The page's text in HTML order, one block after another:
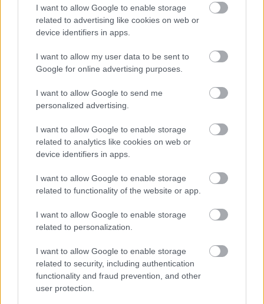
I want to allow Google to enable storage
related to advertising like cookies on web or
device identifiers in apps.
I want to allow my user data to be sent to
Google for online advertising purposes.
I want to allow Google to send me
personalized advertising.
I want to allow Google to enable storage
related to analytics like cookies on web or
device identifiers in apps.
I want to allow Google to enable storage
related to functionality of the website or app.
I want to allow Google to enable storage
related to personalization.
I want to allow Google to enable storage
related to security, including authentication
functionality and fraud prevention, and other
user protection.
Természetesen nem elegendő fejben készen állnod,
a tettek mezejére is kell lépned, ráadásul a
változáshozmásképpkell cselekedned, mint eddig.
gondolkodnod, sokkal inkább arra az első apró
lépésre koncentrálj, amit már ma megtehetsz.
Kevésnek tűnik? Akkor számolj utána, milyen
messzire juthatsz, ha a következő egy hónapban
(esetleg kettőben, netán háromban...) minden nap
haladsz egy keveset, ahhoz képest, mintha arra
várnál, hogy egyszer majd nagy lendülettel lesz
A legnagyobb hiba, amit elkövethetünk, az,
ha nem teszünk semmit, mert azt hisszük,
hogy csak keveset tehetünk. (Sydney Smith)
És még egy érv a kis lépések mellett: minél